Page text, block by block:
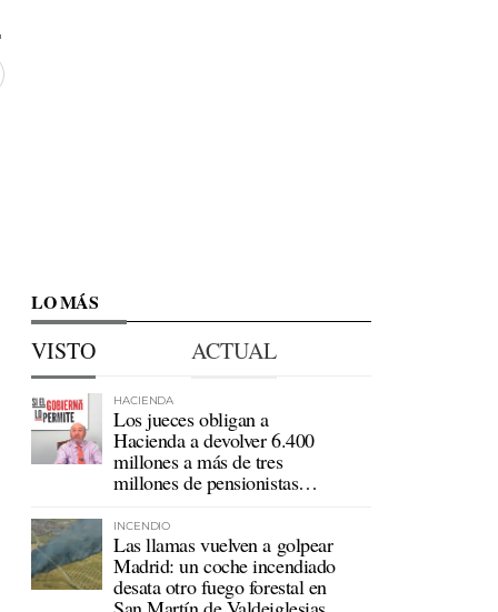
LO MÁS
VISTO ACTUAL
HACIENDA
Los jueces obligan a
Hacienda a devolver 6.400
millones a más de tres
millones de pensionistas
INCENDIO
Las llamas vuelven a golpear
Madrid: un coche incendiado
desata otro fuego forestal en